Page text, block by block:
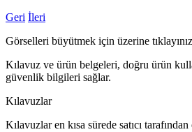
Geri İleri
Görselleri büyütmek için üzerine
Kılavuz ve ürün belgeleri, doğru ürün
güvenlik bilgileri sağlar.
Kılavuzlar
Kılavuzlar en kısa sürede satıcı